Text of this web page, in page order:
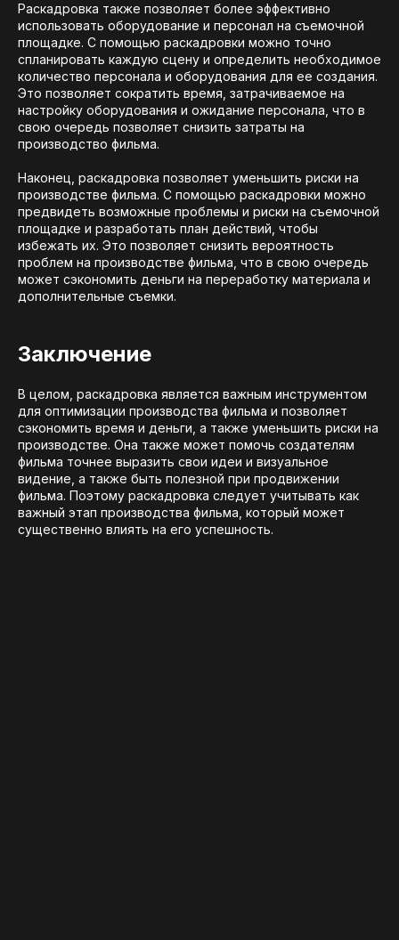
Раскадровка также позволяет более эффективно
использовать оборудование и персонал на съемочной
площадке. С помощью раскадровки можно точно
спланировать каждую сцену и определить необходимое
количество персонала и оборудования для ее создания.
Это позволяет сократить время, затрачиваемое на
настройку оборудования и ожидание персонала, что в
свою очередь позволяет снизить затраты на
производство фильма.
Наконец, раскадровка позволяет уменьшить риски на
производстве фильма. С помощью раскадровки можно
предвидеть возможные проблемы и риски на съемочной
площадке и разработать план действий, чтобы
избежать их. Это позволяет снизить вероятность
проблем на производстве фильма, что в свою очередь
может сэкономить деньги на переработку материала и
дополнительные съемки.
Заключение
В целом, раскадровка является важным инструментом
для оптимизации производства фильма и позволяет
сэкономить время и деньги, а также уменьшить риски на
производстве. Она также может помочь создателям
фильма точнее выразить свои идеи и визуальное
видение, а также быть полезной при продвижении
фильма. Поэтому раскадровка следует учитывать как
важный этап производства фильма, который может
существенно влиять на его успешность.